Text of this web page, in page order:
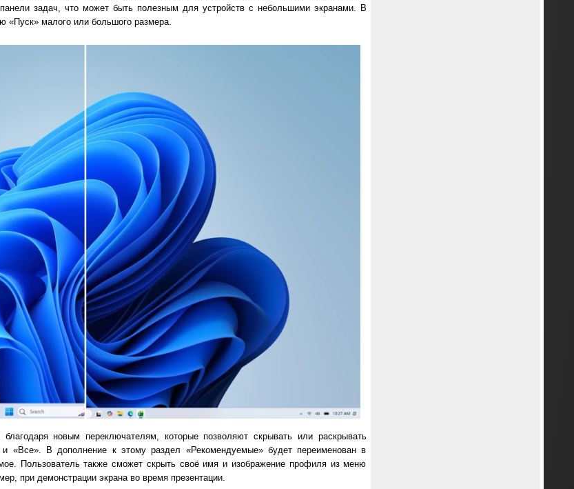
задач, что может быть полезным для устройств с небольшими экранами. В
«Пуск» малого или большого размера.
новым переключателям, которые позволяют скрывать или раскрывать
«Все». В дополнение к этому раздел «Рекомендуемые» будет переименован в
Пользователь также сможет скрыть своё имя и изображение профиля из меню
при демонстрации экрана во время презентации.